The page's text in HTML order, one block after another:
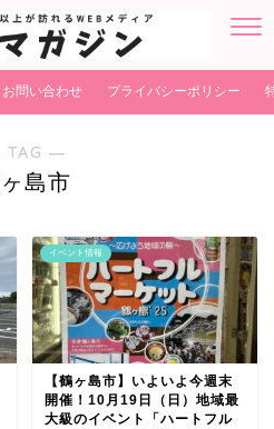
お問い合わせ プライバシーポリシー
―
島市
イベント情報
【鶴ヶ島市】いよいよ今週末
開催！10月19日（日）地域最
大級のイベント「ハートフル